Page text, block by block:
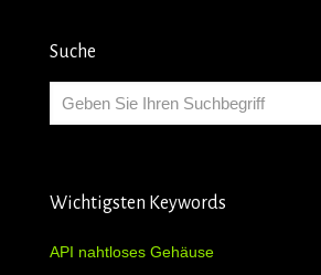
Suche
Wichtigsten Keywords
API nahtloses Gehäuse